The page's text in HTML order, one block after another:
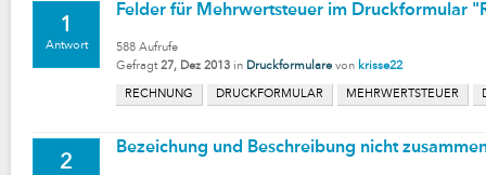
1
Antwort
Felder für Mehrwertsteuer im Druckformular
588 Aufrufe
Gefragt 27, Dez 2013 in Druckformulare von krisse22
RECHNUNG DRUCKFORMULAR MEHRWERTSTEUER
2
Bezeichung und Beschreibung nicht